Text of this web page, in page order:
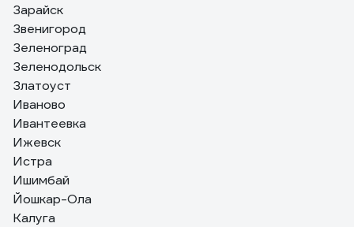
Зарайск
Звенигород
Зеленоград
Зеленодольск
Златоуст
Иваново
Ивантеевка
Ижевск
Истра
Ишимбай
Йошкар-Ола
Калуга